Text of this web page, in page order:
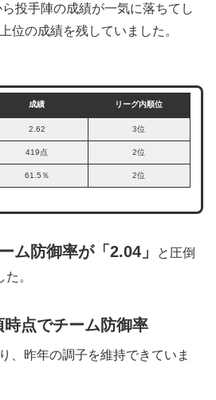
投手陣の成績が一気に落ちてし
位の成績を残していました。
成績 リーグ内順位
2.62 3位
419点 2位
61.5％ 2位
ム防御率が「2.04」
と圧倒
。
時点でチーム防御率
、昨年の調子を維持できていま